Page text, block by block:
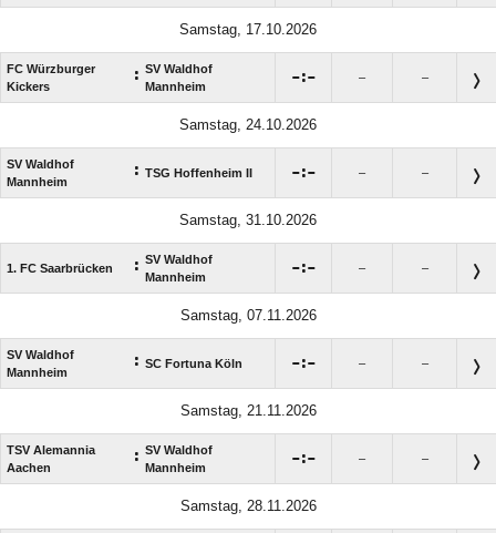
Samstag, 17.10.2026
FC Würzburger
Kickers
: SV Waldhof
Mannheim
: – –
Samstag, 24.10.2026
SV Waldhof
Mannheim
: TSG Hoffenheim II : – –
Samstag, 31.10.2026
1. FC Saarbrücken : SV Waldhof
Mannheim
: – –
Samstag, 07.11.2026
SV Waldhof
Mannheim
: SC Fortuna Köln : – –
Samstag, 21.11.2026
TSV Alemannia
Aachen
: SV Waldhof
Mannheim
: – –
Samstag, 28.11.2026